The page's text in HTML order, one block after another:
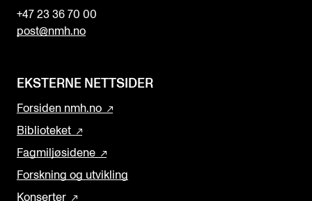
+47 23 36 70 00
post@nmh.no
EKSTERNE NETTSIDER
Forsiden nmh.no
Biblioteket
Fagmiljøsidene
Forskning og utvikling
Konserter